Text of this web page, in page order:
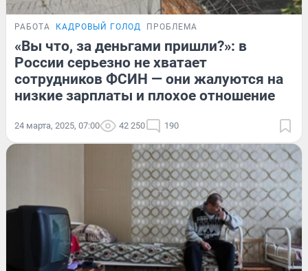
РАБОТА КАДРОВЫЙ ГОЛОД ПРОБЛЕМА
«Вы что, за деньгами пришли?»: в
России серьезно не хватает
сотрудников ФСИН — они жалуются на
низкие зарплаты и плохое отношение
24 марта, 2025, 07:00 42 250 190